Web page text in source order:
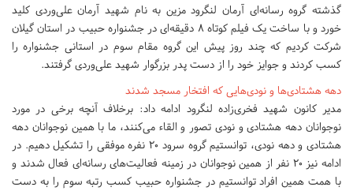
گذشته گروه رسانه‌ای آرمان لنگرود مزین به نام شهید آرمان علی‌وردی کلید
خورد و با ساخت یک فیلم کوتاه ۸ دقیقه‌ای در جشنواره حبیب در استان گیلان
شرکت کردیم که چند روز پیش این گروه مقام سوم در استانی جشنواره را
کسب کردند و جوایز خود را از دست پدر بزرگوار شهید علی‌وردی گرفتند.
دهه هشتادی‌ها و نودی‌هایی که افتخار مسجد شدند
مدیر کانون شهید فخری‌زاده لنگرود ادامه داد: برخلاف آنچه برخی در مورد
نوجوانان دهه هشتادی و نودی تصور و القاء می‌کنند، ما با همین نوجوانان دهه
هشتادی و دهه نودی، توانستیم گروه سرود ۲۰ نفره موفقی را تشکیل دهیم. در
ادامه نیز ۲۰ نفر از همین نوجوانان در زمینه فعالیت‌های رسانه‌ای فعال شدند و
با همت همین افراد توانستیم در جشنواره حبیب کسب رتبه سوم را به دست